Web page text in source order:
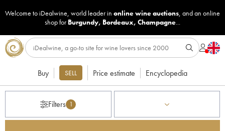
Welcome to iDealwine, world leader in online wine auctions, and an online
shop for Burgundy, Bordeaux, Champagne...
Buy SELL Price estimate Encyclopedia
Filters 1